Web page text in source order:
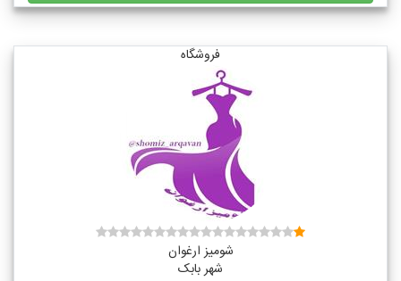
فروشگاه
شومیز ارغوان
شهر بابک